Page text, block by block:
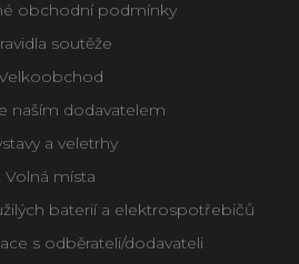
obchodní podmínky
soutěže
naším dodavatelem
a veletrhy
Volná místa
baterií a elektrospotřebičů
s odběrateli/dodavateli